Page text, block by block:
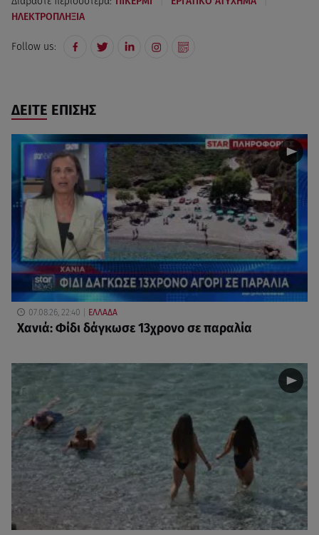
ΗΛΕΚΤΡΟΠΛΗΞΙΑ
Follow us:
ΔΕΙΤΕ ΕΠΙΣΗΣ
07.08.26, 22:40 ΕΛΛΑΔΑ
Χανιά: Φίδι δάγκωσε 13χρονο σε παραλία